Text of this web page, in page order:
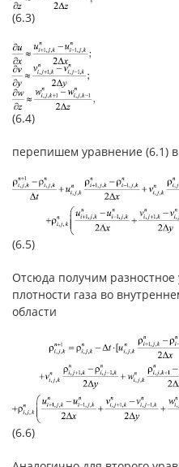
(6.3)
(6.4)
перепишем уравнение (6.1)
(6.5)
Отсюда получим
плотности газа во
области
(6.6)